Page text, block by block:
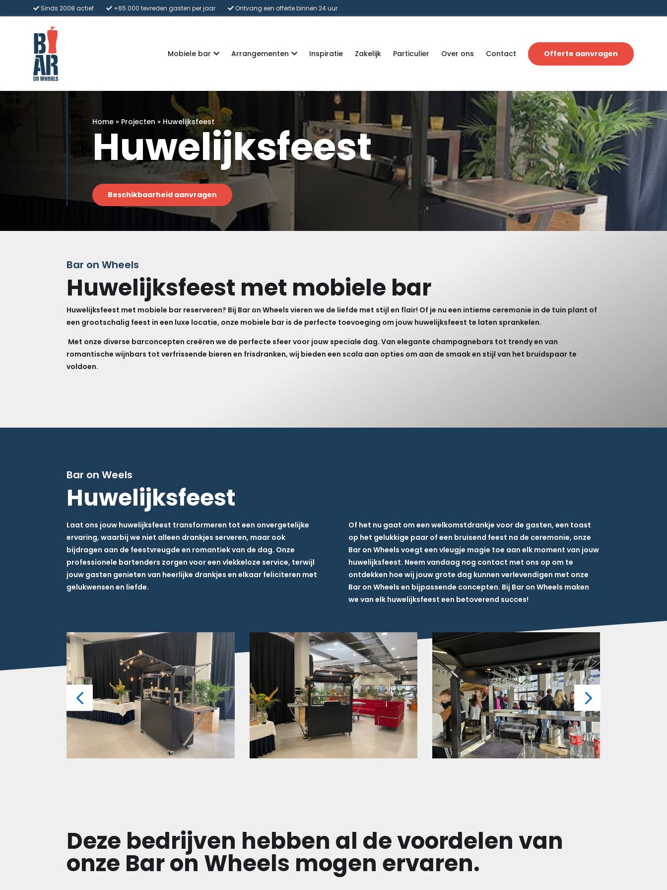
Sinds 2008 actief +65.000 tevreden gasten per jaar Ontvang een offerte binnen 24 uur
Mobiele bar Arrangementen Inspiratie Zakelijk Particulier Over ons Contact Offerte aanvragen
Home » Projecten » Huwelijksfeest
Huwelijksfeest
Beschikbaarheid aanvragen
Bar on Wheels
Huwelijksfeest met mobiele bar
Huwelijksfeest met mobiele bar reserveren? Bij Bar on Wheels vieren we de liefde met stijl en flair! Of je nu een intieme ceremonie in de tuin plant of
een grootschalig feest in een luxe locatie, onze mobiele bar is de perfecte toevoeging om jouw huwelijksfeest te laten sprankelen.
Met onze diverse barconcepten creëren we de perfecte sfeer voor jouw speciale dag. Van elegante champagnebars tot trendy en van
romantische wijnbars tot verfrissende bieren en frisdranken, wij bieden een scala aan opties om aan de smaak en stijl van het bruidspaar te
voldoen.
Bar on Weels
Huwelijksfeest
Laat ons jouw huwelijksfeest transformeren tot een onvergetelijke
ervaring, waarbij we niet alleen drankjes serveren, maar ook
bijdragen aan de feestvreugde en romantiek van de dag. Onze
professionele bartenders zorgen voor een vlekkeloze service, terwijl
jouw gasten genieten van heerlijke drankjes en elkaar feliciteren met
gelukwensen en liefde.
Of het nu gaat om een welkomstdrankje voor de gasten, een toast
op het gelukkige paar of een bruisend feest na de ceremonie, onze
Bar on Wheels voegt een vleugje magie toe aan elk moment van jouw
huwelijksfeest. Neem vandaag nog contact met ons op om te
ontdekken hoe wij jouw grote dag kunnen verlevendigen met onze
Bar on Wheels en bijpassende concepten. Bij Bar on Wheels maken
we van elk huwelijksfeest een betoverend succes!
Deze bedrijven hebben al de voordelen van
onze Bar on Wheels mogen ervaren.